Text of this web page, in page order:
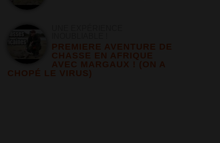
PREMIERE AVENTURE DE
CHASSE EN AFRIQUE
AVEC MARGAUX ! (ON A
CHOPÉ LE VIRUS)